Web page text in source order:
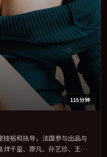
115分钟
枝裕和执导，法国参与出品与
千玺、廖凡、孙艺珍、王景